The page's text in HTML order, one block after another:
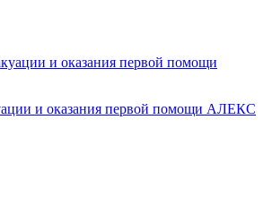
и оказания первой помощи АЛЕКС